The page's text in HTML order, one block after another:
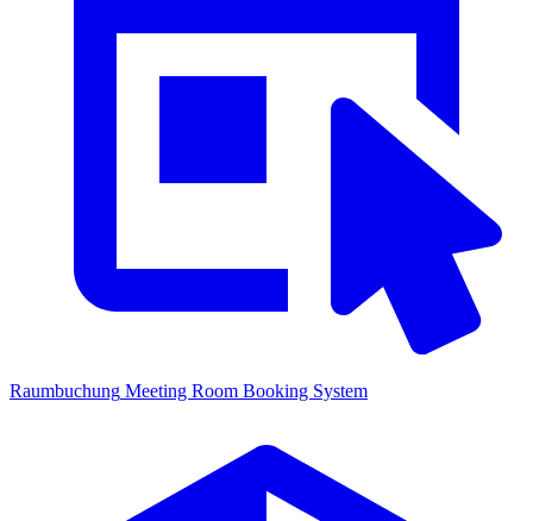
Raumbuchung Meeting Room Booking System